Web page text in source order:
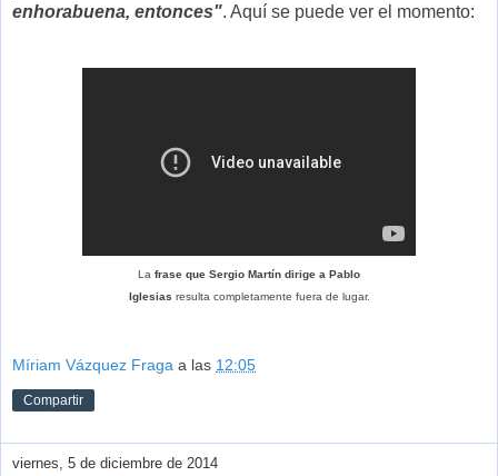
enhorabuena, entonces". Aquí se puede ver el momento:
La frase que Sergio Martín dirige a Pablo
Iglesias resulta completamente fuera de lugar.
Míriam Vázquez Fraga a las 12:05
Compartir
viernes, 5 de diciembre de 2014